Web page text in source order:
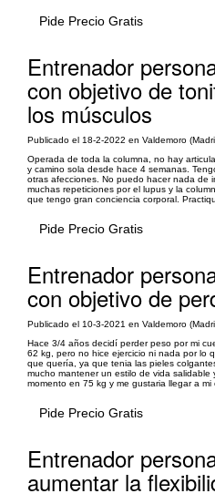
Pide Precio Gratis
Entrenador
con objetivo de
los músculos
Publicado el 18-2-2022 en Valdemoro
Operada de toda la columna, no hay
y camino sola desde hace 4 semanas.
otras afecciones. No puedo hacer nada de
muchas repeticiones por el lupus y la
que tengo gran conciencia corporal.
Pide Precio Gratis
Entrenador
con objetivo de
Publicado el 10-3-2021 en Valdemoro
Hace 3/4 años decidí perder peso por mi
62 kg, pero no hice ejercicio ni nada por lo
que quería, ya que tenia las pieles
mucho mantener un estilo de vida
momento en 75 kg y me gustaria llegar a mi
Pide Precio Gratis
Entrenador
aumentar la